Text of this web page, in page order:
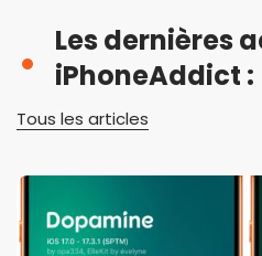
Les dernières
iPhoneAddict :
Tous les articles